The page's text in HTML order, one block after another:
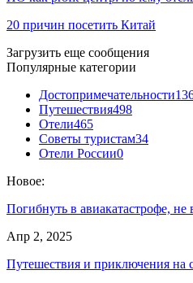
20 причин посетить Китай
Загрузить еще сообщения
Популярные категории
Достопримечательности
Путешествия498
Отели465
Советы туристам34
Отели России0
Новое:
Погибнуть в авиакатастрофе,
Апр 2, 2025
Путешествия и приключения на